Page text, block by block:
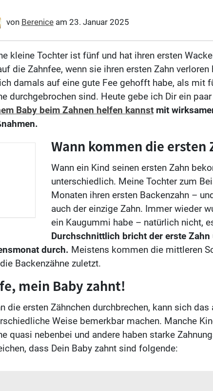
von Bereniceam 23. Januar 2025
kleine Tochter ist fünf und hat ihren ersten
die Zahnfee, wenn sie ihren ersten Zahn
damals auf eine gute Fee gehofft habe, als mit
durchgebrochen sind. Heute gebe ich Dir ein
Baby beim Zahnen helfen kannstmit
Wann kommen die ersten
Wann ein Kind seinen ersten Zahn
unterschiedlich. Meine Tochter zum
Monaten ihren ersten Backenzahn –
auch der einzige Zahn. Immer wieder
ein Kaugummi habe – natürlich nicht,
Durchschnittlich bricht der erste Zahn
durch. Meistens kommen die mittleren
Backenzähne zuletzt.
mein Baby zahnt!
die ersten Zähnchen durchbrechen, kann sich das
Weise bemerkbar machen. Manche
quasi nebenbei und andere haben starke
dass Dein Baby zahnt sind folgende: